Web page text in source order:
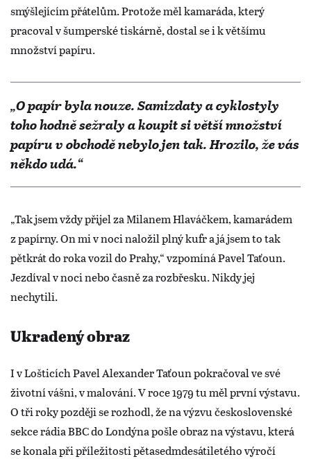
smýšlejícím přátelům. Protože měl kamaráda, který
pracoval v šumperské tiskárně, dostal se i k většímu
množství papíru.
„O papír byla nouze. Samizdaty a cyklostyly
toho hodně sežraly a koupit si větší množství
papíru v obchodě nebylo jen tak. Hrozilo, že vás
někdo udá.“
„Tak jsem vždy přijel za Milanem Hlaváčkem, kamarádem
z papírny. On mi v noci naložil plný kufr a já jsem to tak
pětkrát do roka vozil do Prahy,“ vzpomíná Pavel Taťoun.
Jezdíval v noci nebo časně za rozbřesku. Nikdy jej
nechytili.
Ukradený obraz
I v Lošticích Pavel Alexander Taťoun pokračoval ve své
životní vášni, v malování. V roce 1979 tu měl první výstavu.
O tři roky později se rozhodl, že na výzvu československé
sekce rádia BBC do Londýna pošle obraz na výstavu, která
se konala při příležitosti pětasedmdesátiletého výročí